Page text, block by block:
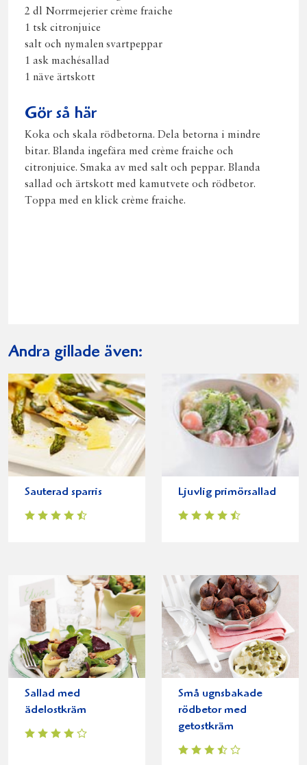
2 dl Norrmejerier crème fraiche
1 tsk citronjuice
salt och nymalen svartpeppar
1 ask machésallad
1 näve ärtskott
Gör så här
Koka och skala rödbetorna. Dela betorna i mindre
bitar. Blanda ingefära med crème fraiche och
citronjuice. Smaka av med salt och peppar. Blanda
sallad och ärtskott med kamutvete och rödbetor.
Toppa med en klick crème fraiche.
Andra gillade även:
Sauterad sparris Ljuvlig primörsallad
Sallad med
ädelostkräm
Små ugnsbakade
rödbetor med
getostkräm